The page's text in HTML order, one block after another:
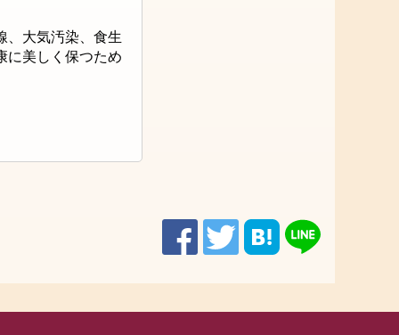
、大気汚染、食生
に美しく保つため